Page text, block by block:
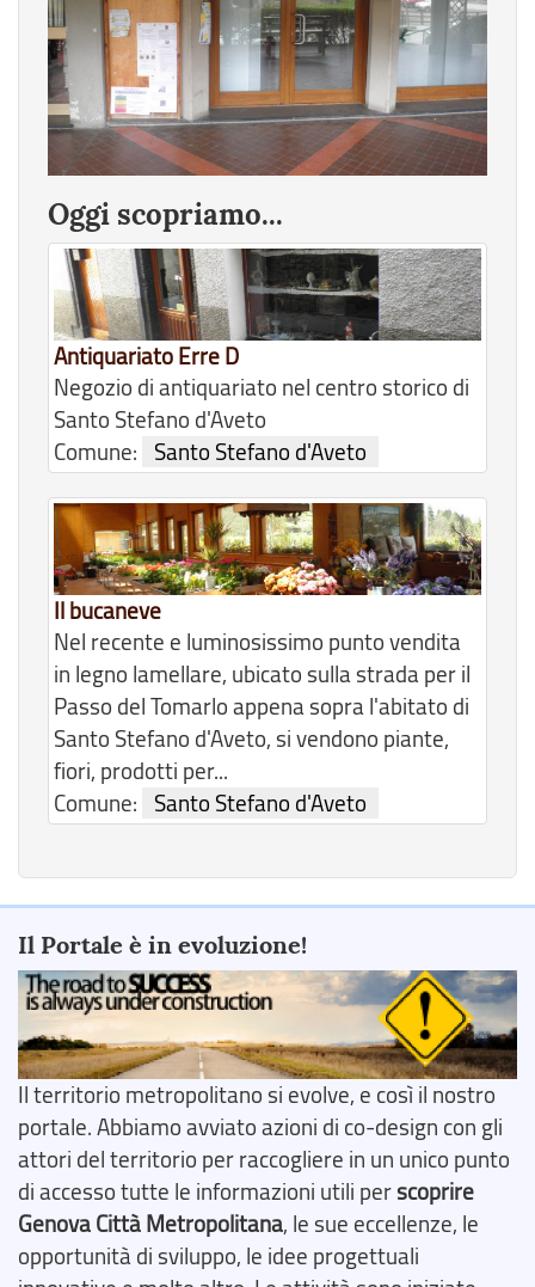
Oggi scopriamo...
Antiquariato Erre D
Negozio di antiquariato nel centro storico di
Santo Stefano d'Aveto
Comune:
Santo Stefano d'Aveto
Il bucaneve
Nel recente e luminosissimo punto vendita
in legno lamellare, ubicato sulla strada per il
Passo del Tomarlo appena sopra l'abitato di
Santo Stefano d'Aveto, si vendono piante,
fiori, prodotti per...
Comune:
Santo Stefano d'Aveto
Il Portale è in evoluzione!
Il territorio metropolitano si evolve, e così il nostro
portale. Abbiamo avviato azioni di co-design con gli
attori del territorio per raccogliere in un unico punto
di accesso tutte le informazioni utili perscoprire
Genova Città Metropolitana, le sue eccellenze, le
opportunità di sviluppo, le idee progettuali